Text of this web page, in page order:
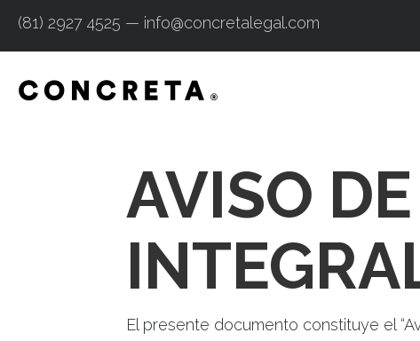
(81) 2927 4525 — info@concretalegal.com
AVISO
El presente documento constituye el